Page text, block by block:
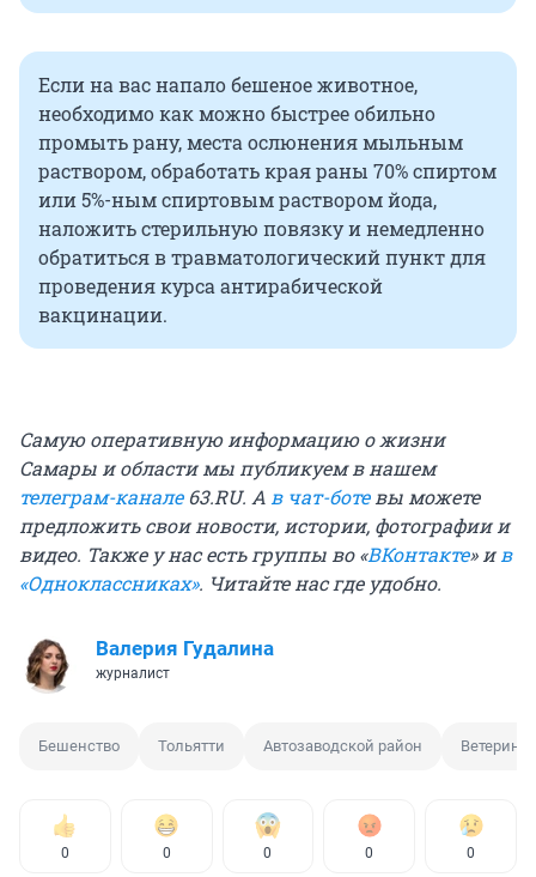
Если на вас напало бешеное животное,
необходимо как можно быстрее обильно
промыть рану, места ослюнения мыльным
раствором, обработать края раны 70% спиртом
или 5%-ным спиртовым раствором йода,
наложить стерильную повязку и немедленно
обратиться в травматологический пункт для
проведения курса антирабической
вакцинации.
Самую оперативную информацию о жизни
Самары и области мы публикуем в нашем
телеграм-канале63.RU. Ав чат-ботевы можете
предложить свои новости, истории, фотографии и
видео. Также у нас есть группы во «ВКонтакте»ив
«Одноклассниках». Читайте нас где удобно.
Валерия Гудалина
журналист
Бешенство Тольятти Автозаводской район
0 0 0 0 0